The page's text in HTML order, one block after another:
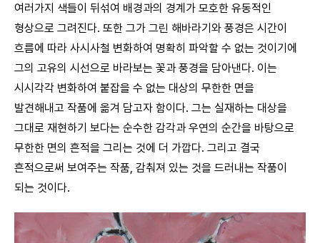
여러가지 색들이 뒤섞여 배경과의 경계가 모호한 유동적인
형상으로 그려진다. 또한 그가 그린 해바라기와 풍경은 시간이
흐름에 따라 사시사철 변화하여 명확히 파악할 수 없는 것이기에
그의 고유의 시선으로 바라보는 꽃과 풍경을 담아낸다. 이는
시시각각 변화하여 붙잡을 수 없는 대상의 무한한 면을
발견해내고 작품에 옮겨 담고자 함이다. 그는 실재하는 대상을
그대로 재현하기 보다는 순수한 감각과 우연의 순간을 바탕으로
무한한 면의 흔적을 그리는 것에 더 가깝다. 그리고 결국
흔적으로써 보여주는 작품, 감춰져 있는 것을 드러내는 작품이
되는 것이다.